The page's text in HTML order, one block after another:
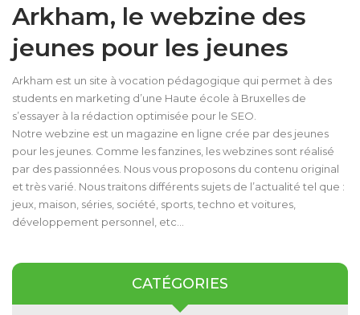
Arkham, le webzine des
jeunes pour les jeunes
Arkham est un site à vocation pédagogique qui permet à des
students en marketing d’une Haute école à Bruxelles de
s’essayer à la rédaction optimisée pour le SEO.
Notre webzine est un magazine en ligne crée par des jeunes
pour les jeunes. Comme les fanzines, les webzines sont réalisé
par des passionnées. Nous vous proposons du contenu original
et très varié. Nous traitons différents sujets de l’actualité tel que :
jeux, maison, séries, société, sports, techno et voitures,
développement personnel, etc…
CATÉGORIES